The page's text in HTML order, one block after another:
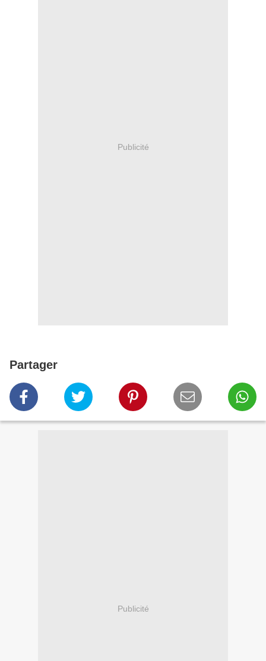
Publicité
Partager
Publicité